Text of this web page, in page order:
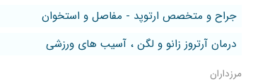
جراح و متخصص ارتوپد - مفاصل و استخوان
درمان آرتروز زانو و لگن ، آسیب های ورزشی
مرزداران